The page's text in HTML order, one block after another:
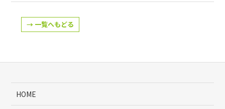
→ 一覧へもどる
HOME